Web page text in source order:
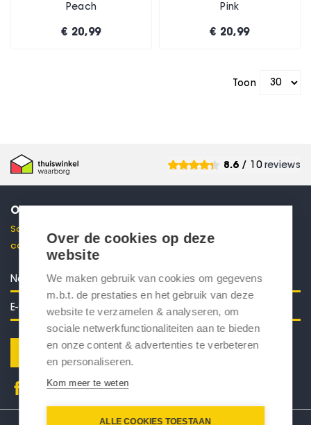
Peach
€ 20,99
Pink
€ 20,99
Toon
8.6/ 10 reviews
ONTVANG 10% KORTING
Schrijf je in voor onze nieuwsbrief en ontvang direct een
code voor 10% korting in je mailbox.
Verstuur
Over de cookies op deze
website
We maken gebruik van cookies om gegevens
m.b.t. de prestaties en het gebruik van deze
website te verzamelen & analyseren, om
sociale netwerkfunctionaliteiten aan te bieden
en onze content & advertenties te verbeteren
en personaliseren.
Kom meer te weten
ALLE COOKIES TOESTAAN